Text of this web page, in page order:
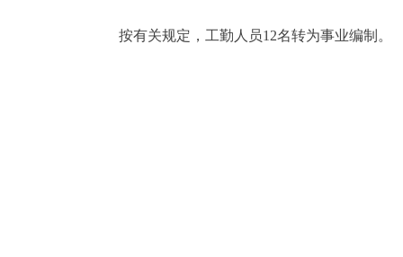
按有关规定，工勤人员12名转为事业编制。